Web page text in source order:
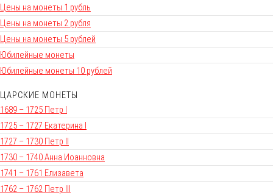
Цены на монеты 1 рубль
Цены на монеты 2 рубля
Цены на монеты 5 рублей
Юбилейные монеты
Юбилейные монеты 10 рублей
ЦАРСКИЕ МОНЕТЫ
1689 – 1725 Петр I
1725 – 1727 Екатерина I
1727 – 1730 Петр II
1730 – 1740 Анна Иоанновна
1741 – 1761 Елизавета
1762 – 1762 Петр III